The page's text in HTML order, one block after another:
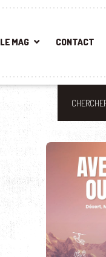
LE MAG CONTACT